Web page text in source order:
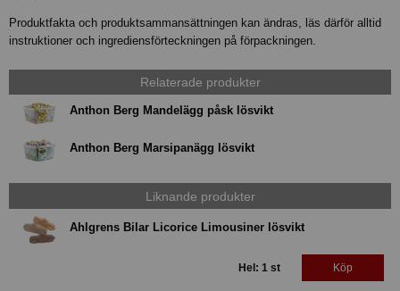
Produktfakta och produktsammansättningen kan ändras, läs därför alltid
instruktioner och ingrediensförteckningen på förpackningen.
Relaterade produkter
Anthon Berg Mandelägg påsk lösvikt
Anthon Berg Marsipanägg lösvikt
Liknande produkter
Ahlgrens Bilar Licorice Limousiner lösvikt
Hel: 1 st Köp